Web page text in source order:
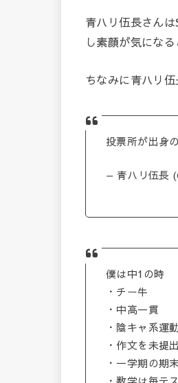
青ハリ伍長さん
し素顔が気になる
ちなみに青ハリ
投票所が出身
— 青ハリ伍長
僕は中1の時
・チー牛
・中高一貫
・陰キャ系運
・作文を未提
・一学期の期